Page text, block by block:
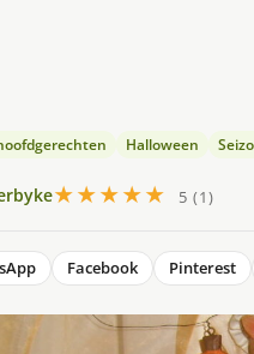
Halloween
★★★★★ 5 (1)
Facebook Pinterest